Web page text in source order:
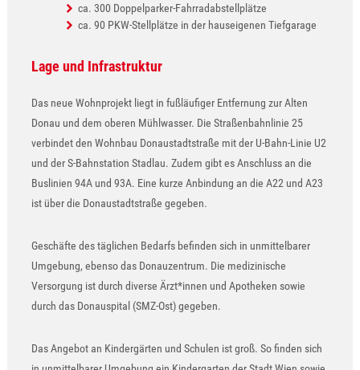
ca. 300 Doppelparker-Fahrradabstellplätze
ca. 90 PKW-Stellplätze in der hauseigenen Tiefgarage
Lage und Infrastruktur
Das neue Wohnprojekt liegt in fußläufiger Entfernung zur Alten
Donau und dem oberen Mühlwasser. Die Straßenbahnlinie 25
verbindet den Wohnbau Donaustadtstraße mit der U-Bahn-Linie U2
und der S-Bahnstation Stadlau. Zudem gibt es Anschluss an die
Buslinien 94A und 93A. Eine kurze Anbindung an die A22 und A23
ist über die Donaustadtstraße gegeben.
Geschäfte des täglichen Bedarfs befinden sich in unmittelbarer
Umgebung, ebenso das Donauzentrum. Die medizinische
Versorgung ist durch diverse Ärzt*innen und Apotheken sowie
durch das Donauspital (SMZ-Ost) gegeben.
Das Angebot an Kindergärten und Schulen ist groß. So finden sich